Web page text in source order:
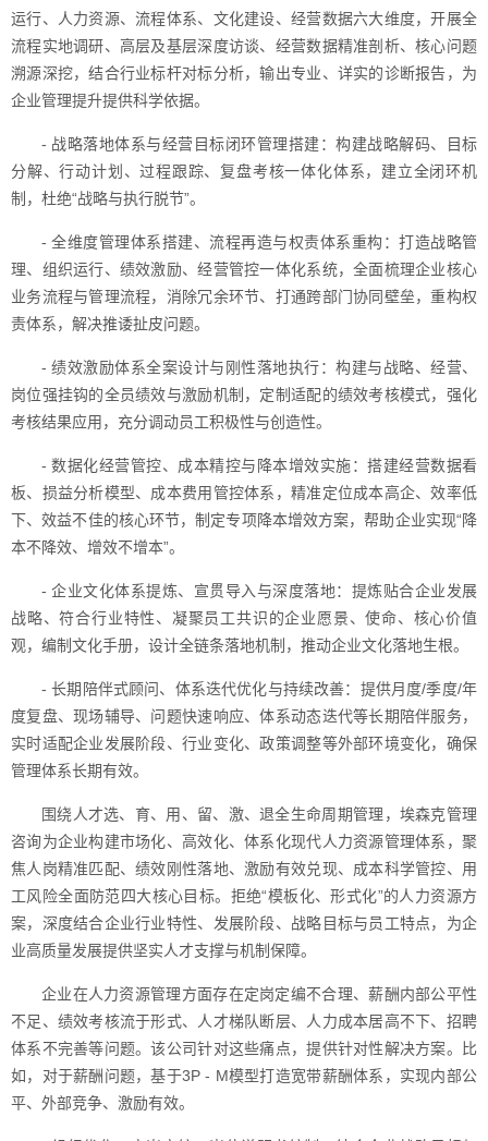
运行、人力资源、流程体系、文化建设、经营数据六大维度，开展全
流程实地调研、高层及基层深度访谈、经营数据精准剖析、核心问题
溯源深挖，结合行业标杆对标分析，输出专业、详实的诊断报告，为
企业管理提升提供科学依据。
- 战略落地体系与经营目标闭环管理搭建：构建战略解码、目标
分解、行动计划、过程跟踪、复盘考核一体化体系，建立全闭环机
制，杜绝“战略与执行脱节”。
- 全维度管理体系搭建、流程再造与权责体系重构：打造战略管
理、组织运行、绩效激励、经营管控一体化系统，全面梳理企业核心
业务流程与管理流程，消除冗余环节、打通跨部门协同壁垒，重构权
责体系，解决推诿扯皮问题。
- 绩效激励体系全案设计与刚性落地执行：构建与战略、经营、
岗位强挂钩的全员绩效与激励机制，定制适配的绩效考核模式，强化
考核结果应用，充分调动员工积极性与创造性。
- 数据化经营管控、成本精控与降本增效实施：搭建经营数据看
板、损益分析模型、成本费用管控体系，精准定位成本高企、效率低
下、效益不佳的核心环节，制定专项降本增效方案，帮助企业实现“降
本不降效、增效不增本”。
- 企业文化体系提炼、宣贯导入与深度落地：提炼贴合企业发展
战略、符合行业特性、凝聚员工共识的企业愿景、使命、核心价值
观，编制文化手册，设计全链条落地机制，推动企业文化落地生根。
- 长期陪伴式顾问、体系迭代优化与持续改善：提供月度/季度/年
度复盘、现场辅导、问题快速响应、体系动态迭代等长期陪伴服务，
实时适配企业发展阶段、行业变化、政策调整等外部环境变化，确保
管理体系长期有效。
围绕人才选、育、用、留、激、退全生命周期管理，埃森克管理
咨询为企业构建市场化、高效化、体系化现代人力资源管理体系，聚
焦人岗精准匹配、绩效刚性落地、激励有效兑现、成本科学管控、用
工风险全面防范四大核心目标。拒绝“模板化、形式化”的人力资源方
案，深度结合企业行业特性、发展阶段、战略目标与员工特点，为企
业高质量发展提供坚实人才支撑与机制保障。
企业在人力资源管理方面存在定岗定编不合理、薪酬内部公平性
不足、绩效考核流于形式、人才梯队断层、人力成本居高不下、招聘
体系不完善等问题。该公司针对这些痛点，提供针对性解决方案。比
如，对于薪酬问题，基于3P - M模型打造宽带薪酬体系，实现内部公
平、外部竞争、激励有效。